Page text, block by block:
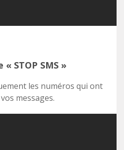
STOP SMS »
les numéros qui ont
messages.